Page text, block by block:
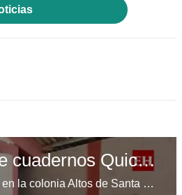
Escuela Enciende una Luz recibe cuadernos Quick, gracias a la Maratón del Saber
Los niños de la escuela Enciende una Luz, ubicada en la colonia Altos de Santa Rosa, al sur de Tegucigalpa, recibieron cuadernos Quick como parte de la Campaña Maratón del Saber.